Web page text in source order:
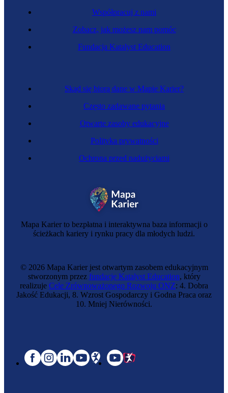
Mapa Karier to bezpłatna i interaktywna baza informacji o
ścieżkach kariery i rynku pracy dla młodych ludzi.
Skąd się biorą dane w Mapie Karier?
Często zadawane pytania
Otwarte zasoby edukacyjne
Polityka prywatności
Ochrona przed nadużyciami
Współpracuj z nami
Zobacz, jak możesz nam pomóc
Fundacja Katalyst Education
© 2026 Mapa Karier jest otwartym zasobem edukacyjnym
stworzonym przez fundację Katalyst Education, który
realizuje Cele Zrównoważonego Rozwoju ONZ: 4. Dobra
Jakość Edukacji, 8. Wzrost Gospodarczy i Godna Praca oraz
10. Mniej Nierówności.